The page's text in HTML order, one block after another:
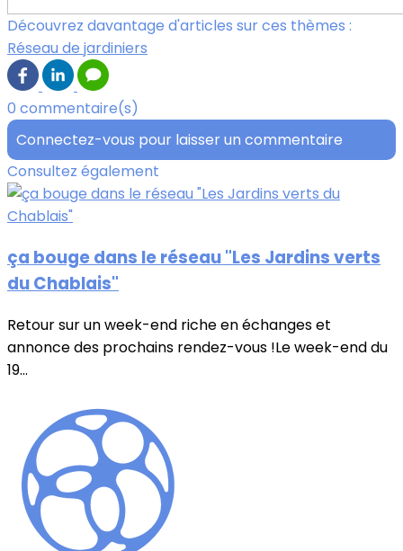
Découvrez davantage d'articles sur ces thèmes :
Réseau de jardiniers
0 commentaire(s)
Connectez-vous pour laisser un commentaire
Consultez également
ça bouge dans le réseau "Les Jardins verts
du Chablais"
Retour sur un week-end riche en échanges et
annonce des prochains rendez-vous !Le week-end du
19...